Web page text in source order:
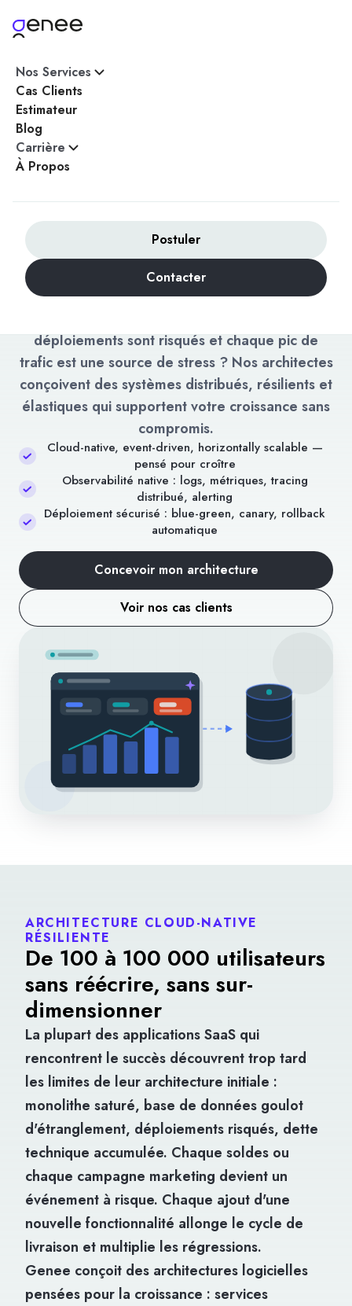
Nos Services
Cas Clients
Estimateur
Blog
Carrière
À Propos
Postuler
Contacter
Accueil/Services/
ARCHITECTURE SCALABLE POUR
APPLICATIONS WEB ET SAAS
Concevez une
architecture logicielle
qui grandit avec votre
ambition
déploiements sont risqués et chaque pic de
trafic est une source de stress ? Nos architectes
conçoivent des systèmes distribués, résilients et
élastiques qui supportent votre croissance sans
compromis.
Cloud-native, event-driven, horizontally scalable —
pensé pour croître
Observabilité native : logs, métriques, tracing
distribué, alerting
Déploiement sécurisé : blue-green, canary, rollback
automatique
Concevoir mon architecture
Voir nos cas clients
ARCHITECTURE CLOUD-NATIVE
RÉSILIENTE
De 100 à 100 000 utilisateurs
sans réécrire, sans sur-
dimensionner
La plupart des applications SaaS qui
rencontrent le succès découvrent trop tard
les limites de leur architecture initiale :
monolithe saturé, base de données goulot
d'étranglement, déploiements risqués, dette
technique accumulée. Chaque soldes ou
chaque campagne marketing devient un
événement à risque. Chaque ajout d'une
nouvelle fonctionnalité allonge le cycle de
livraison et multiplie les régressions.
Genee conçoit des architectures logicielles
pensées pour la croissance : services